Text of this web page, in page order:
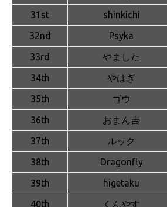
31st
shinkichi
32nd
Psyka
33rd
やました
34th
やはぎ
35th
ゴウ
36th
おまん吉
37th
ルック
38th
Dragonfly
39th
higetaku
40th
くんやす